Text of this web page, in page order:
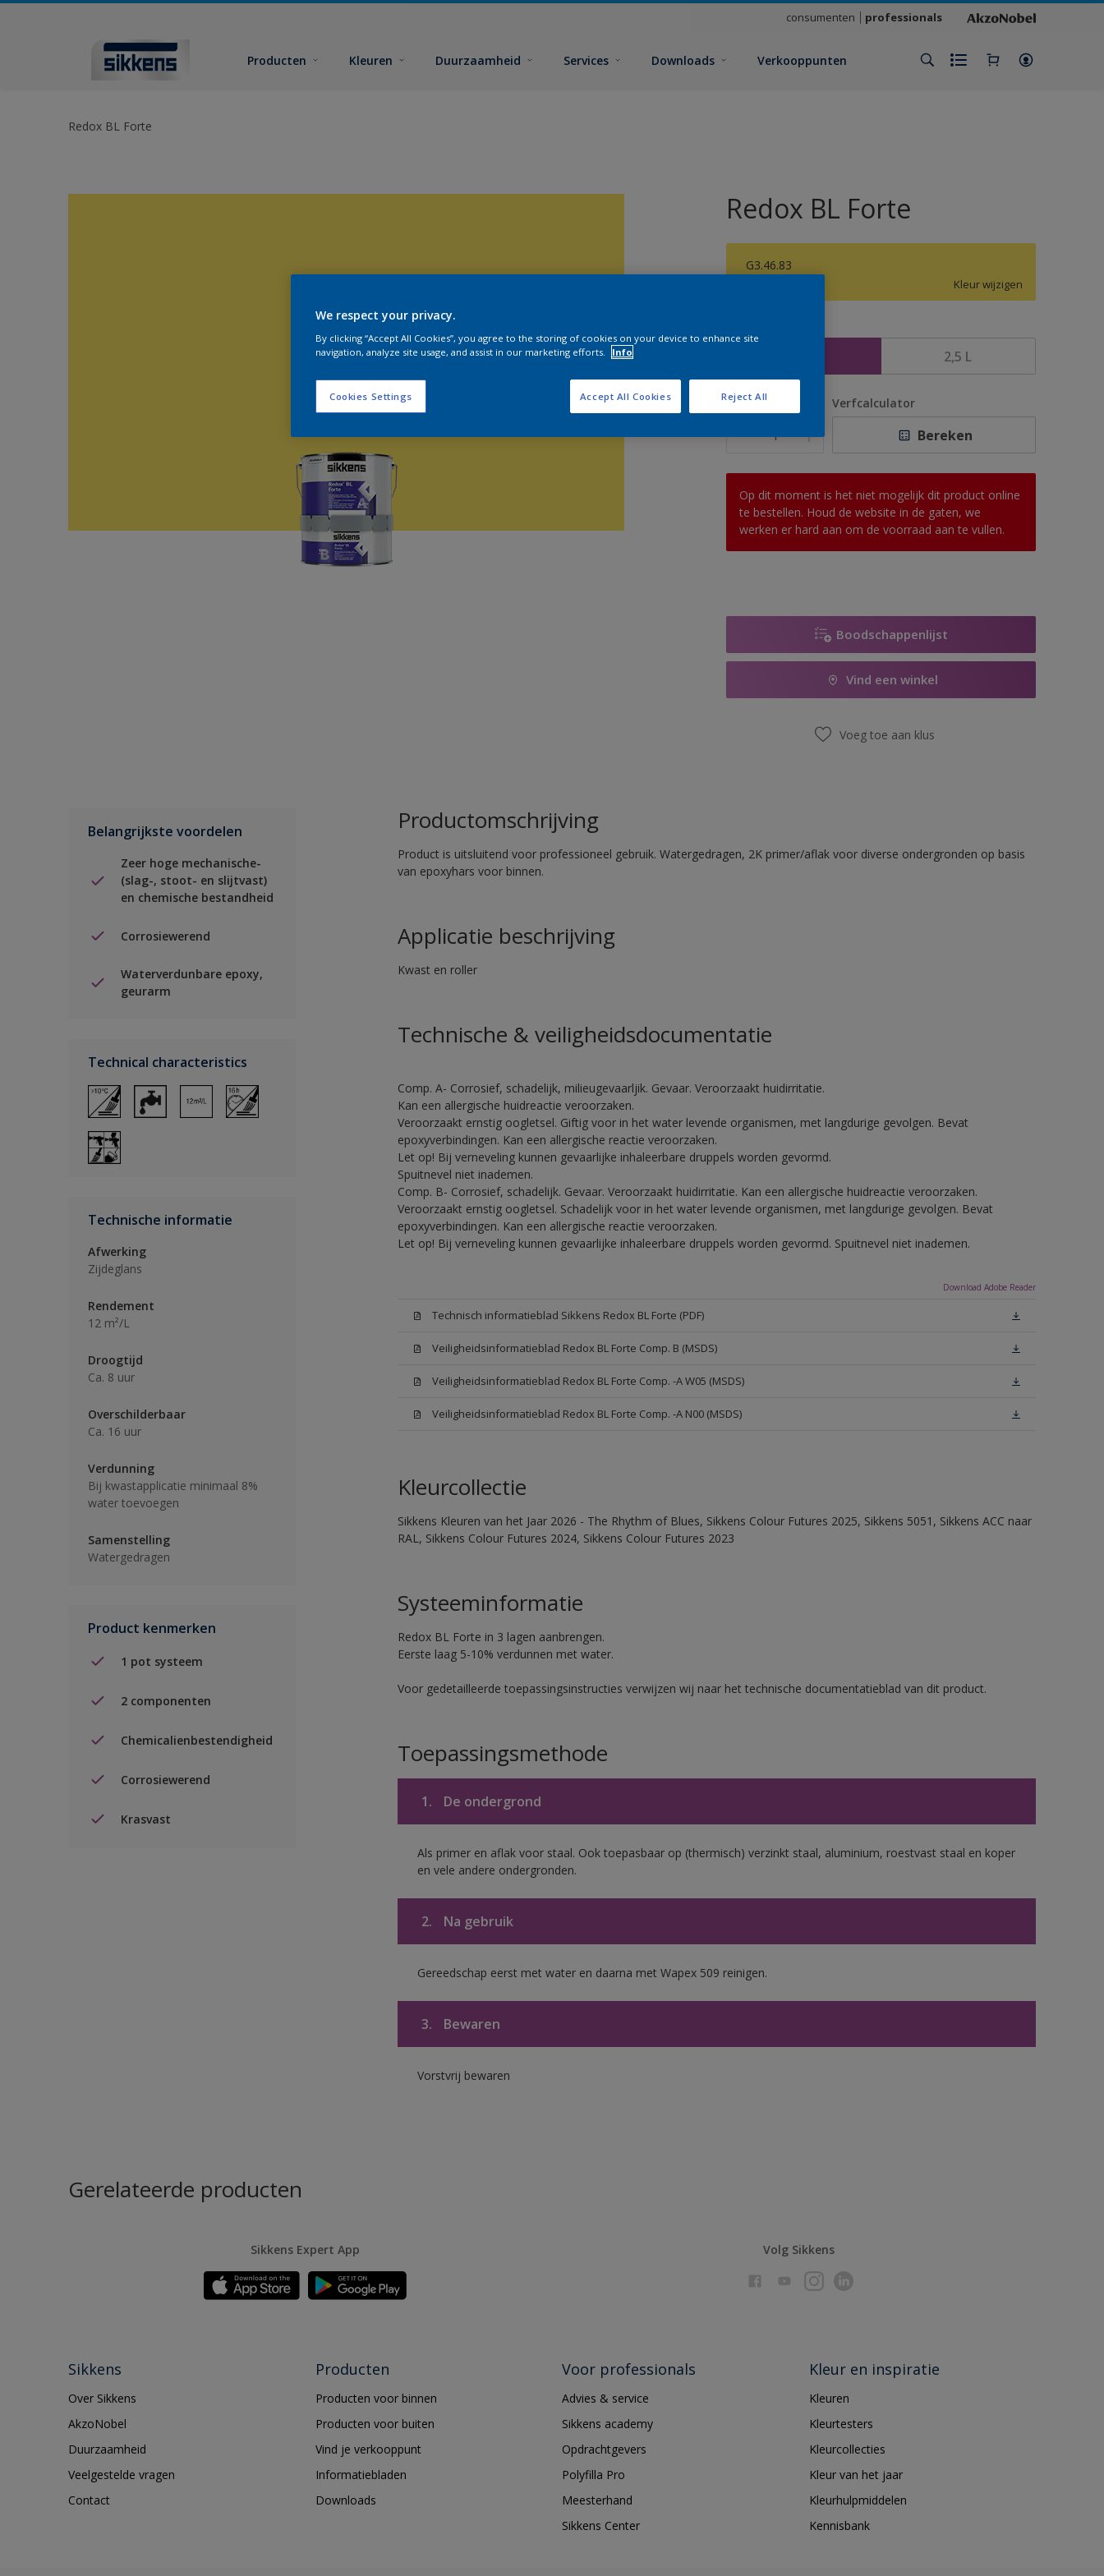
consumenten professionals
Producten Kleuren Duurzaamheid Services Downloads Verkooppunten
Redox BL Forte
Redox BL Forte
G3.46.83
Kleur wijzigen
2,5 L
Aantal Verfcalculator
Bereken
Op dit moment is het niet mogelijk dit product online
te bestellen. Houd de website in de gaten, we
werken er hard aan om de voorraad aan te vullen.
Boodschappenlijst
Vind een winkel
Voeg toe aan klus
Belangrijkste voordelen
Zeer hoge mechanische-
(slag-, stoot- en slijtvast)
en chemische bestandheid
Corrosiewerend
Waterverdunbare epoxy,
geurarm
Technical characteristics
Technische informatie
Afwerking
Zijdeglans
Rendement
12 m²/L
Droogtijd
Ca. 8 uur
Overschilderbaar
Ca. 16 uur
Verdunning
Bij kwastapplicatie minimaal 8%
water toevoegen
Samenstelling
Watergedragen
Product kenmerken
1 pot systeem
2 componenten
Chemicalienbestendigheid
Corrosiewerend
Krasvast
Productomschrijving
Product is uitsluitend voor professioneel gebruik. Watergedragen, 2K primer/aflak voor diverse ondergronden op basis
van epoxyhars voor binnen.
Applicatie beschrijving
Kwast en roller
Technische & veiligheidsdocumentatie
Comp. A- Corrosief, schadelijk, milieugevaarljik. Gevaar. Veroorzaakt huidirritatie.
Kan een allergische huidreactie veroorzaken.
Veroorzaakt ernstig oogletsel. Giftig voor in het water levende organismen, met langdurige gevolgen. Bevat
epoxyverbindingen. Kan een allergische reactie veroorzaken.
Let op! Bij verneveling kunnen gevaarlijke inhaleerbare druppels worden gevormd.
Spuitnevel niet inademen.
Comp. B- Corrosief, schadelijk. Gevaar. Veroorzaakt huidirritatie. Kan een allergische huidreactie veroorzaken.
Veroorzaakt ernstig oogletsel. Schadelijk voor in het water levende organismen, met langdurige gevolgen. Bevat
epoxyverbindingen. Kan een allergische reactie veroorzaken.
Let op! Bij verneveling kunnen gevaarlijke inhaleerbare druppels worden gevormd. Spuitnevel niet inademen.
Download Adobe Reader
Technisch informatieblad Sikkens Redox BL Forte (PDF)
Veiligheidsinformatieblad Redox BL Forte Comp. B (MSDS)
Veiligheidsinformatieblad Redox BL Forte Comp. -A W05 (MSDS)
Veiligheidsinformatieblad Redox BL Forte Comp. -A N00 (MSDS)
Kleurcollectie
Sikkens Kleuren van het Jaar 2026 - The Rhythm of Blues, Sikkens Colour Futures 2025, Sikkens 5051, Sikkens ACC naar
RAL, Sikkens Colour Futures 2024, Sikkens Colour Futures 2023
Systeeminformatie
Redox BL Forte in 3 lagen aanbrengen.
Eerste laag 5-10% verdunnen met water.
Voor gedetailleerde toepassingsinstructies verwijzen wij naar het technische documentatieblad van dit product.
Toepassingsmethode
1. De ondergrond
Als primer en aflak voor staal. Ook toepasbaar op (thermisch) verzinkt staal, aluminium, roestvast staal en koper
en vele andere ondergronden.
2. Na gebruik
Gereedschap eerst met water en daarna met Wapex 509 reinigen.
3. Bewaren
Vorstvrij bewaren
Gerelateerde producten
Sikkens Expert App Volg Sikkens
Sikkens
Over Sikkens
AkzoNobel
Duurzaamheid
Veelgestelde vragen
Contact
Producten
Producten voor binnen
Producten voor buiten
Vind je verkooppunt
Informatiebladen
Downloads
Voor professionals
Advies & service
Sikkens academy
Opdrachtgevers
Polyfilla Pro
Meesterhand
Sikkens Center
Kleur en inspiratie
Kleuren
Kleurtesters
Kleurcollecties
Kleur van het jaar
Kleurhulpmiddelen
Kennisbank
We respect your privacy.
By clicking “Accept All Cookies”, you agree to the storing of cookies on your device to enhance site
navigation, analyze site usage, and assist in our marketing efforts.
Info
Cookies Settings Reject All
Accept All Cookies